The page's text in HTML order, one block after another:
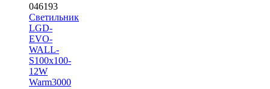
046193
Светильник
LGD-
EVO-
WALL-
S100x100-
12W
Warm3000